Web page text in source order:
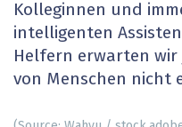
Kolleginnen und
intelligenten
Helfern erwarten wir
von Menschen nicht